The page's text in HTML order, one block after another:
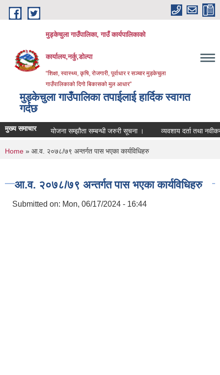
Skip to main content
मुड्केचुला गाउँपालिका, गाउँ कार्यपालिकाको
कार्यालय,नर्कु,डोल्पा
“शिक्षा, स्वास्थ्य, कृषि, रोजगारी, पूर्वाधार र सञ्चार मुड्केचुला
गाउँपालिकाको दिगो बिकासको मुल आधार”
मुड्केचुला गाउँपालिका तपाईलाई हार्दिक स्वागत
गर्दछ
मुख्य समाचारयोजना सम्झौता सम्बन्धी जरुरी सूचना । व्यवशाय दर्ता तथा नवीकरण
You are here
Home » आ.व. २०७८/७९ अन्तर्गत पास भएका कार्यविधिहरु
आ.व. २०७८/७९ अन्तर्गत पास भएका कार्यविधिहरु
Submitted on: Mon, 06/17/2024 - 16:44